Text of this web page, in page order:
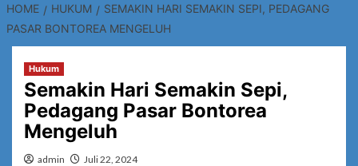
HOME HUKUM
SEMAKIN HARI SEMAKIN SEPI, PEDAGANG
PASAR BONTOREA MENGELUH
Hukum
Semakin Hari Semakin Sepi,
Pedagang Pasar Bontorea
Mengeluh
admin Juli 22, 2024